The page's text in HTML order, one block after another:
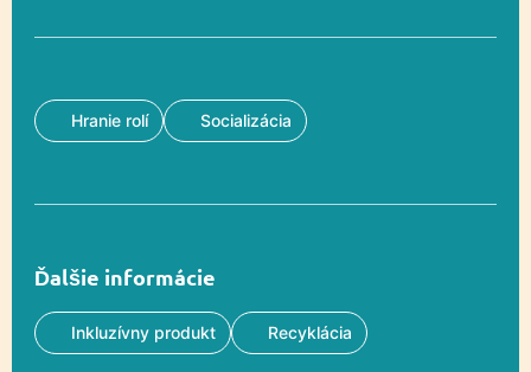
Hranie rolí Socializácia
Ďalšie informácie
Inkluzívny produkt Recyklácia